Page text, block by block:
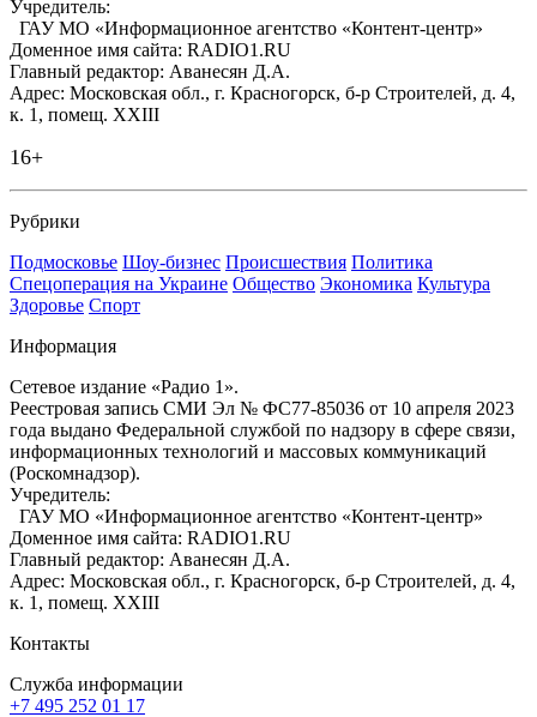
Учредитель:
ГАУ МО «Информационное агентство «Контент-центр»
Доменное имя сайта: RADIO1.RU
Главный редактор: Аванесян Д.А.
Адрес: Московская обл., г. Красногорск, б-р Строителей, д. 4,
к. 1, помещ. XXIII
16+
Рубрики
Подмосковье Шоу-бизнес Происшествия Политика
Спецоперация на Украине Общество Экономика Культура
Здоровье Спорт
Информация
Сетевое издание «Радио 1».
Реестровая запись СМИ Эл № ФС77-85036 от 10 апреля 2023
года выдано Федеральной службой по надзору в сфере связи,
информационных технологий и массовых коммуникаций
(Роскомнадзор).
Учредитель:
ГАУ МО «Информационное агентство «Контент-центр»
Доменное имя сайта: RADIO1.RU
Главный редактор: Аванесян Д.А.
Адрес: Московская обл., г. Красногорск, б-р Строителей, д. 4,
к. 1, помещ. XXIII
Контакты
Служба информации
+7 495 252 01 17